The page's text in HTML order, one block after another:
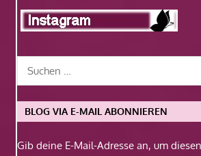
BLOG VIA E-MAIL ABONNIEREN
Gib deine E-Mail-Adresse an, um